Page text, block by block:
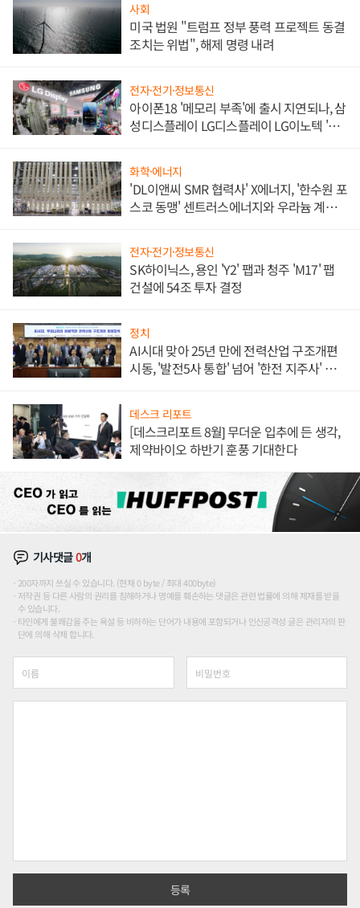
사회
미국 법원 "트럼프 정부 풍력 프로젝트 동결
조치는 위법", 해제 명령 내려
전자·전기·정보통신
아이폰18 '메모리 부족'에 출시 지연되나, 삼
성디스플레이 LG디스플레이 LG이노텍 '탈
화학·에너지
'DL이앤씨 SMR 협력사' X에너지, '한수원 포
스코 동맹' 센트러스에너지와 우라늄 계약
전자·전기·정보통신
SK하이닉스, 용인 'Y2' 팹과 청주 'M17' 팹
건설에 54조 투자 결정
정치
AI시대 맞아 25년 만에 전력산업 구조개편
시동, '발전5사 통합' 넘어 '한전 지주사' 재편
데스크 리포트
[데스크리포트 8월] 무더운 입추에 든 생각,
제약바이오 하반기 훈풍 기대한다
기사댓글0개
200자까지 쓰실 수 있습니다. (현재 0 byte / 최대 400byte)
저작권 등 다른 사람의 권리를 침해하거나 명예를 훼손하는 댓글은 관련 법률에 의해 제재를 받을
수 있습니다.
타인에게 불쾌감을 주는 욕설 등 비하하는 단어가 내용에 포함되거나 인신공격성 글은 관리자의 판
단에 의해 삭제 합니다.